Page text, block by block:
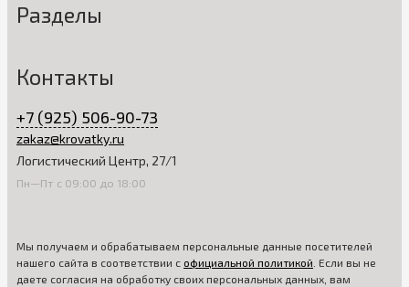
Разделы
Контакты
+7 (925) 506-90-73
zakaz@krovatky.ru
Логистический Центр, 27/1
Пн—Пт с 09:00 до 18:00
Мы получаем и обрабатываем персональные данные посетителей
нашего сайта в соответствии с официальной политикой . Если вы не
даете согласия на обработку своих персональных данных, вам